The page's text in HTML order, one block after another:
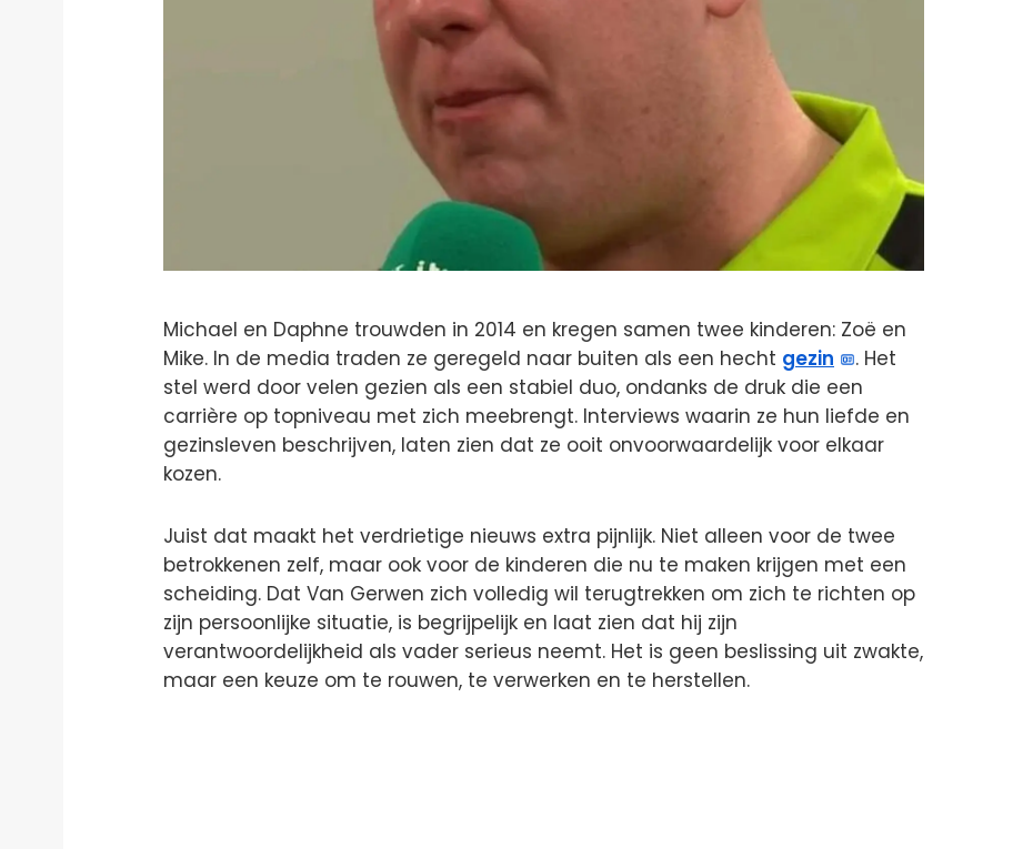
Michael en Daphne trouwden in 2014 en kregen samen twee kinderen: Zoë en
Mike. In de media traden ze geregeld naar buiten als een hecht gezin
. Het
stel werd door velen gezien als een stabiel duo, ondanks de druk die een
carrière op topniveau met zich meebrengt. Interviews waarin ze hun liefde en
gezinsleven beschrijven, laten zien dat ze ooit onvoorwaardelijk voor elkaar
kozen.
Juist dat maakt het verdrietige nieuws extra pijnlijk. Niet alleen voor de twee
betrokkenen zelf, maar ook voor de kinderen die nu te maken krijgen met een
scheiding. Dat Van Gerwen zich volledig wil terugtrekken om zich te richten op
zijn persoonlijke situatie, is begrijpelijk en laat zien dat hij zijn
verantwoordelijkheid als vader serieus neemt. Het is geen beslissing uit zwakte,
maar een keuze om te rouwen, te verwerken en te herstellen.